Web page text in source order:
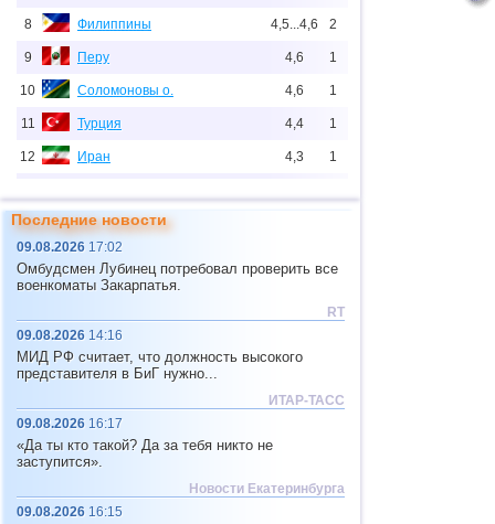
8 Филиппины 4,5...4,6 2
9 Перу 4,6 1
10 Соломоновы о. 4,6 1
11 Турция 4,4 1
12 Иран 4,3 1
14 Исландия
15 Пуэрто-Рико
Последние новости
09.08.2026 17:02
Омбудсмен Лубинец потребовал проверить все
военкоматы Закарпатья.
RT
09.08.2026 14:16
МИД РФ считает, что должность высокого
представителя в БиГ нужно...
ИТАР-ТАСС
09.08.2026 16:17
«Да ты кто такой? Да за тебя никто не
заступится».
Новости Екатеринбурга
09.08.2026 16:15